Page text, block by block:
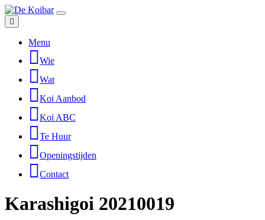
Menu
Wie
Wat
Koi Aanbod
Koi ABC
Te Huur
Openingstijden
Contact
Karashigoi 20210019